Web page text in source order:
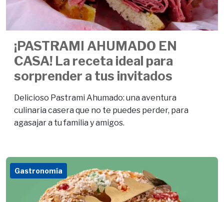
¡PASTRAMI AHUMADO EN
CASA! La receta ideal para
sorprender a tus invitados
Delicioso Pastrami Ahumado: una aventura
culinaria casera que no te puedes perder, para
agasajar a tu familia y amigos.
Gastronomía